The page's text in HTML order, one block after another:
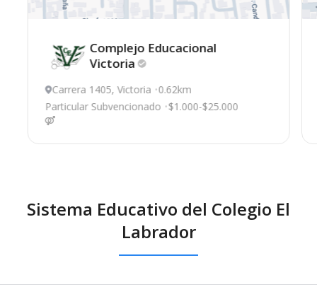
Complejo Educacional
Victoria
Carrera 1405, Victoria 0.62km
Particular Subvencionado $1.000-$25.000
Sistema Educativo del Colegio El
Labrador